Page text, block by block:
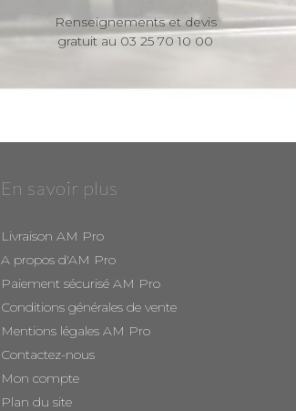
Renseignements et devis
gratuit au 03 25 70 10 00
En savoir plus
Livraison AM Pro
A propos d'AM Pro
Paiement sécurisé AM Pro
Conditions générales de vente
Mentions légales AM Pro
Contactez-nous
Mon compte
Plan du site